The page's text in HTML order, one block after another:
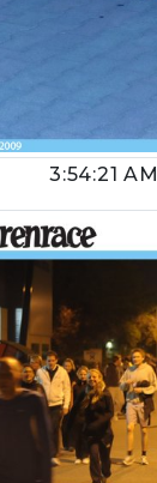
3:54:21 AM